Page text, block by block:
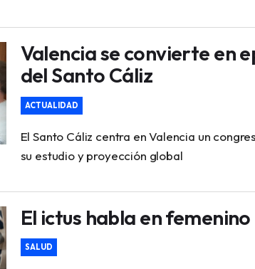
Valencia se convierte en
del Santo Cáliz
ACTUALIDAD
El Santo Cáliz centra en Valencia un
su estudio y proyección global
El ictus habla en femenino
SALUD